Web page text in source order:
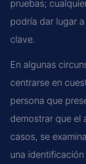
pruebas;
podría dar lugar
clave.
En algunas
centrarse en
persona que
demostrar que el
casos, se
una identificación